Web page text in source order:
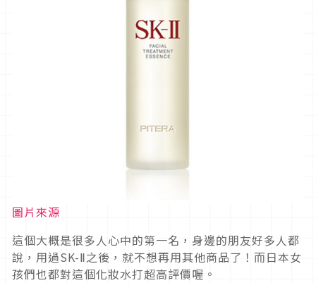
圖片來源
這個大概是很多人心中的第一名，身邊的朋友好多人都
說，用過SK-Ⅱ之後，就不想再用其他商品了！而日本女
孩們也都對這個化妝水打超高評價喔。